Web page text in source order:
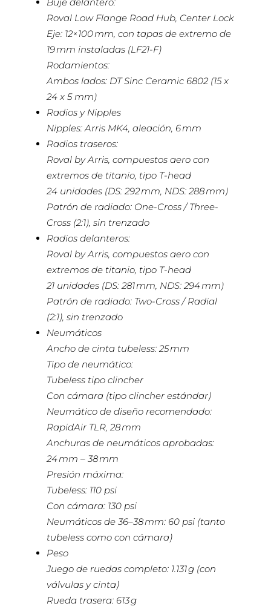
Roval Low Flange Road Hub, Center Lock
Eje: 12×100 mm, con tapas de extremo de
19 mm instaladas (LF21-F)
Rodamientos:
Ambos lados: DT Sinc Ceramic 6802 (15 x
24 x 5 mm)
Radios y Nipples
Nipples: Arris MK4, aleación, 6 mm
Radios traseros:
Roval by Arris, compuestos aero con
extremos de titanio, tipo T-head
24 unidades (DS: 292 mm, NDS: 288 mm)
Patrón de radiado: One-Cross / Three-
Cross (2:1), sin trenzado
Radios delanteros:
Roval by Arris, compuestos aero con
extremos de titanio, tipo T-head
21 unidades (DS: 281 mm, NDS: 294 mm)
Patrón de radiado: Two-Cross / Radial
(2:1), sin trenzado
Neumáticos
Ancho de cinta tubeless: 25 mm
Tipo de neumático:
Tubeless tipo clincher
Con cámara (tipo clincher estándar)
Neumático de diseño recomendado:
RapidAir TLR, 28 mm
Anchuras de neumáticos aprobadas:
24 mm – 38 mm
Presión máxima:
Tubeless: 110 psi
Con cámara: 130 psi
Neumáticos de 36–38 mm: 60 psi (tanto
tubeless como con cámara)
Peso
Juego de ruedas completo: 1.131 g (con
válvulas y cinta)
Rueda trasera: 613 g